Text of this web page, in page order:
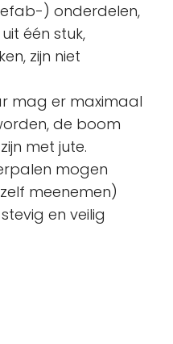
) onderdelen,
één stuk,
zijn niet
mag er maximaal
de boom
met jute.
mogen
meenemen)
en veilig